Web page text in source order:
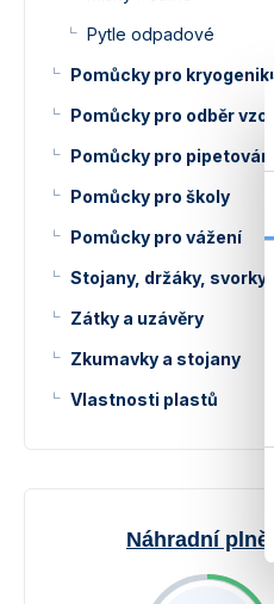
Pytle odpadové
Pomůcky pro
Pomůcky pro odběr
Pomůcky pro pipetování
Pomůcky pro školy
Pomůcky pro vážení
Stojany, držáky, svorky
Zátky a uzávěry
Zkumavky a stojany
Vlastnosti plastů
Náhradní